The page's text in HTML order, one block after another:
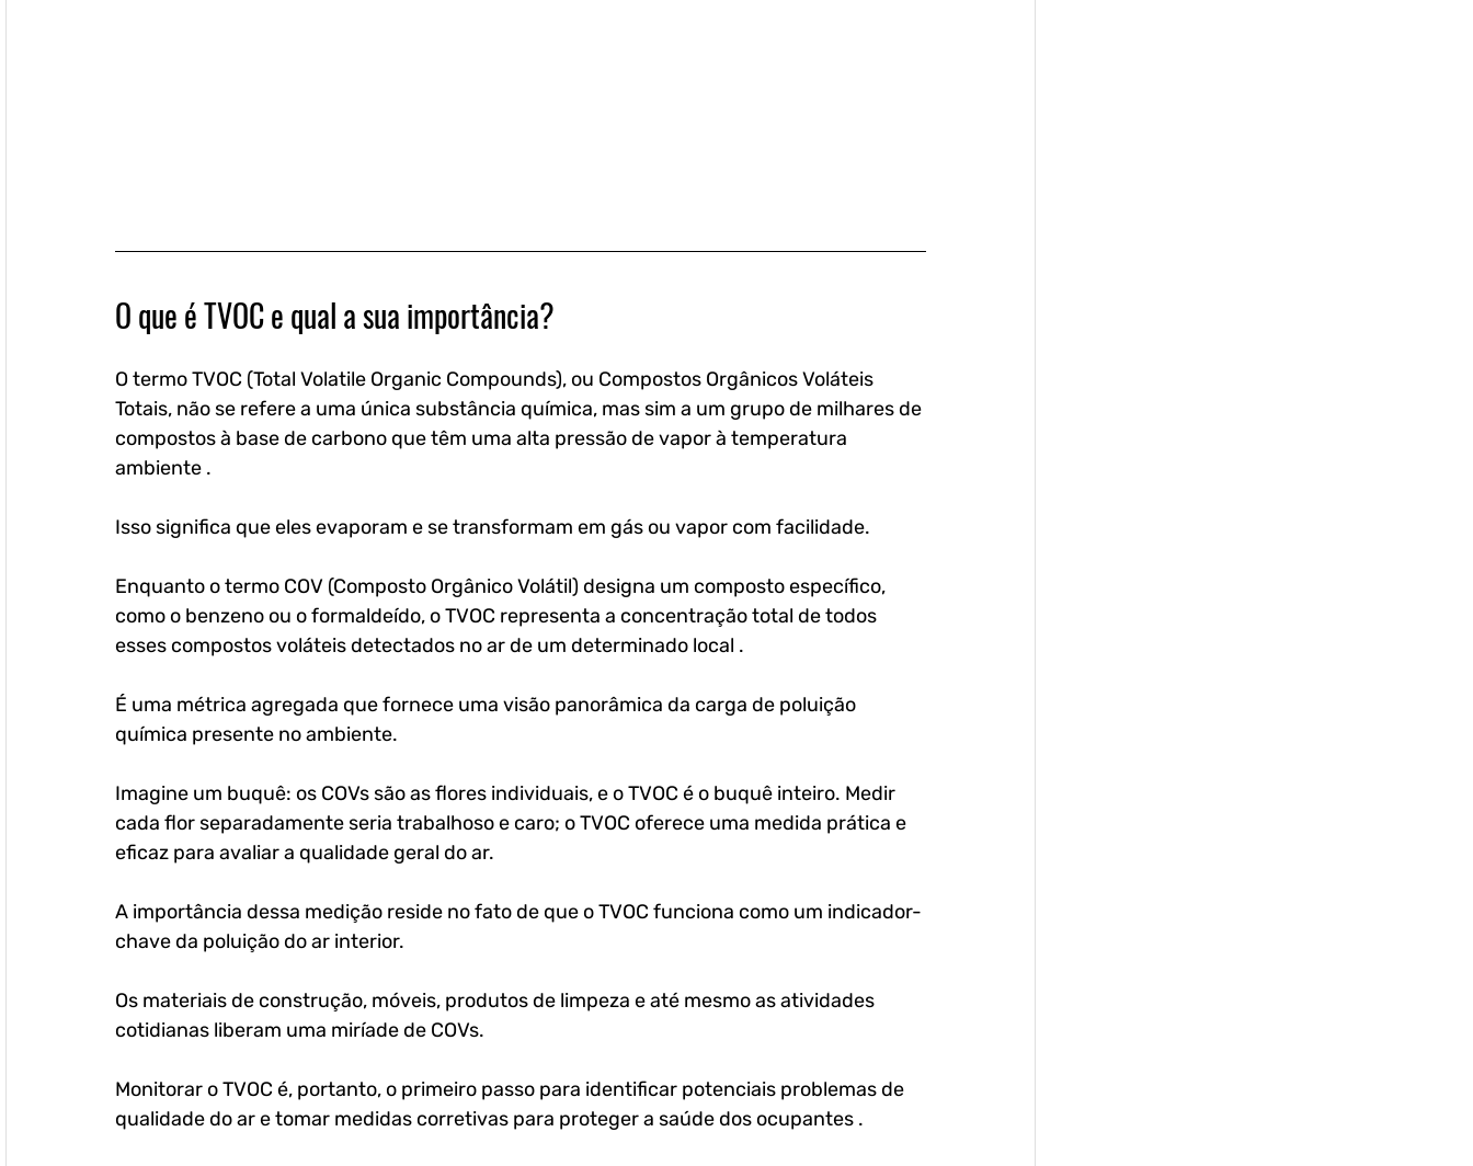
O que é TVOC e qual a sua importância?
O termo TVOC (Total Volatile Organic Compounds), ou Compostos Orgânicos Voláteis
Totais, não se refere a uma única substância química, mas sim a um grupo de milhares de
compostos à base de carbono que têm uma alta pressão de vapor à temperatura
ambiente .
Isso significa que eles evaporam e se transformam em gás ou vapor com facilidade.
Enquanto o termo COV (Composto Orgânico Volátil) designa um composto específico,
como o benzeno ou o formaldeído, o TVOC representa a concentração total de todos
esses compostos voláteis detectados no ar de um determinado local .
É uma métrica agregada que fornece uma visão panorâmica da carga de poluição
química presente no ambiente.
Imagine um buquê: os COVs são as flores individuais, e o TVOC é o buquê inteiro. Medir
cada flor separadamente seria trabalhoso e caro; o TVOC oferece uma medida prática e
eficaz para avaliar a qualidade geral do ar.
A importância dessa medição reside no fato de que o TVOC funciona como um indicador-
chave da poluição do ar interior.
Os materiais de construção, móveis, produtos de limpeza e até mesmo as atividades
cotidianas liberam uma miríade de COVs.
Monitorar o TVOC é, portanto, o primeiro passo para identificar potenciais problemas de
qualidade do ar e tomar medidas corretivas para proteger a saúde dos ocupantes .